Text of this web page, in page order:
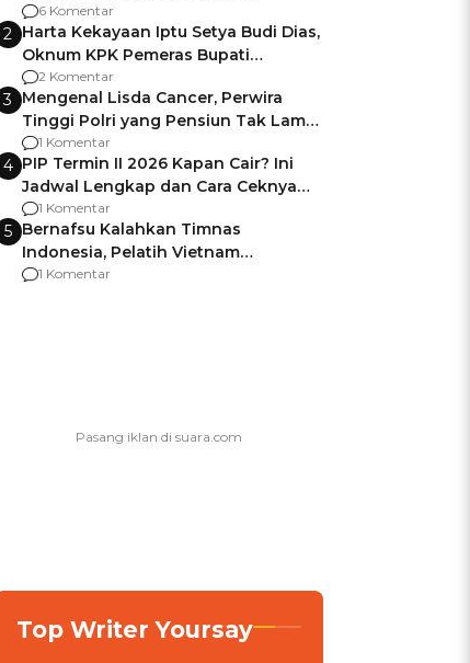
Gagalnya Negara Jamin Keamanan
6 Komentar
2 Harta Kekayaan Iptu Setya Budi Dias,
Oknum KPK Pemeras Bupati
Pemalang
2 Komentar
3 Mengenal Lisda Cancer, Perwira
Tinggi Polri yang Pensiun Tak Lama
Usai Jadi Brigjen
1 Komentar
4 PIP Termin II 2026 Kapan Cair? Ini
Jadwal Lengkap dan Cara Ceknya
agar Dana Tidak Hangus!
1 Komentar
5 Bernafsu Kalahkan Timnas
Indonesia, Pelatih Vietnam
Berencana Pakai Jimat di Pakansari
1 Komentar
Top Writer Yoursay